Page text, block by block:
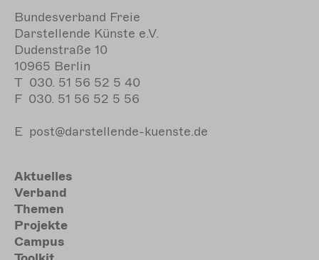
Bundesverband Freie
Darstellende Künste e.V.
Dudenstraße 10
10965 Berlin
T 030. 51 56 52 5 40
F 030. 51 56 52 5 56
E post@darstellende-kuenste.de
Hauptnavigation
Aktuelles
Verband
Themen
Projekte
Campus